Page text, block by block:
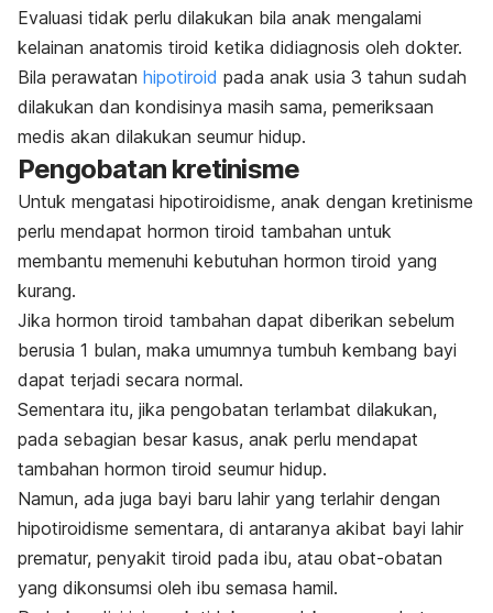
Evaluasi tidak perlu dilakukan bila anak mengalami
kelainan anatomis tiroid ketika didiagnosis oleh dokter.
Bila perawatan hipotiroid pada anak usia 3 tahun sudah
dilakukan dan kondisinya masih sama, pemeriksaan
medis akan dilakukan seumur hidup.
Pengobatan kretinisme
Untuk mengatasi hipotiroidisme, anak dengan kretinisme
perlu mendapat hormon tiroid tambahan untuk
membantu memenuhi kebutuhan hormon tiroid yang
kurang.
Jika hormon tiroid tambahan dapat diberikan sebelum
berusia 1 bulan, maka umumnya tumbuh kembang bayi
dapat terjadi secara normal.
Sementara itu, jika pengobatan terlambat dilakukan,
pada sebagian besar kasus, anak perlu mendapat
tambahan hormon tiroid seumur hidup.
Namun, ada juga bayi baru lahir yang terlahir dengan
hipotiroidisme sementara, di antaranya akibat bayi lahir
prematur, penyakit tiroid pada ibu, atau obat-obatan
yang dikonsumsi oleh ibu semasa hamil.